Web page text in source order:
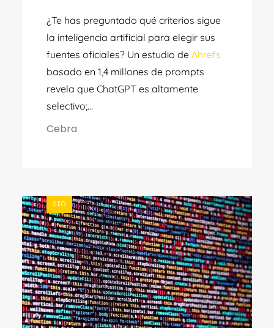
¿Te has preguntado qué criterios sigue
la inteligencia artificial para elegir sus
fuentes oficiales? Un estudio de Ahrefs
basado en 1,4 millones de prompts
revela que ChatGPT es altamente
selectivo;...
Cebra
SEO